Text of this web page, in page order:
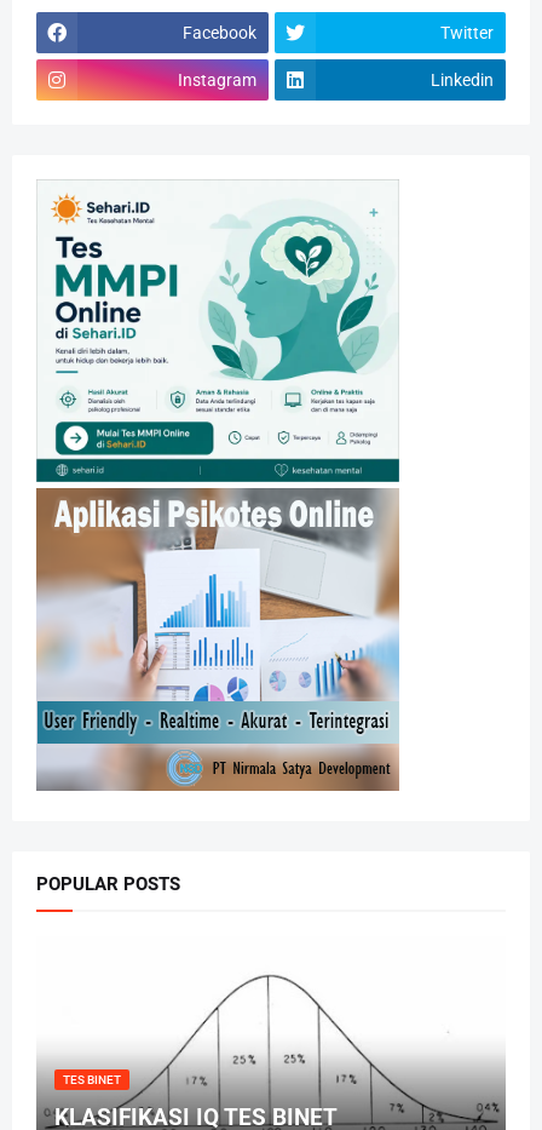
Facebook Twitter
Instagram Linkedin
POPULAR POSTS
TES BINET
KLASIFIKASI IQ TES BINET